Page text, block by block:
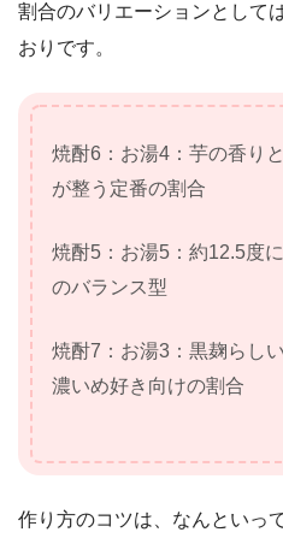
割合のバリエーションとして
おりです。
焼酎6：お湯4：芋の香り
が整う定番の割合
焼酎5：お湯5：約12.5度
のバランス型
焼酎7：お湯3：黒麹らし
濃いめ好き向けの割合
作り方のコツは、なんといっ